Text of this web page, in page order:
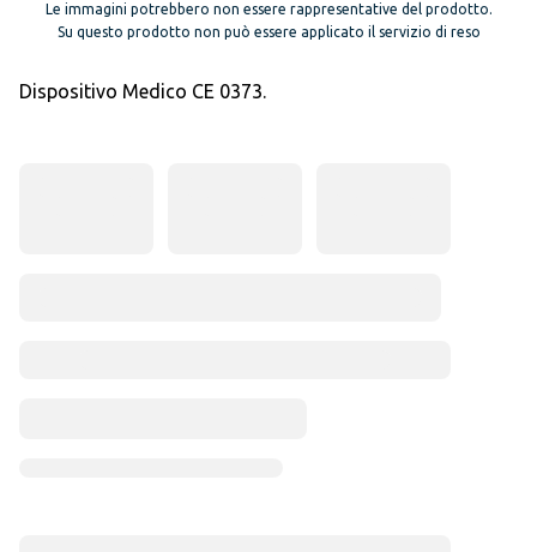
Le immagini potrebbero non essere rappresentative del prodotto.
Su questo prodotto non può essere applicato il servizio di reso
Dispositivo Medico CE 0373.